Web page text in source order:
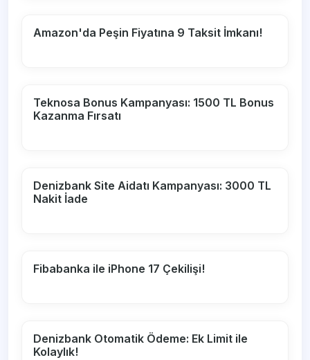
Amazon'da Peşin Fiyatına 9 Taksit İmkanı!
Teknosa Bonus Kampanyası: 1500 TL Bonus
Kazanma Fırsatı
Denizbank Site Aidatı Kampanyası: 3000 TL
Nakit İade
Fibabanka ile iPhone 17 Çekilişi!
Denizbank Otomatik Ödeme: Ek Limit ile
Kolaylık!